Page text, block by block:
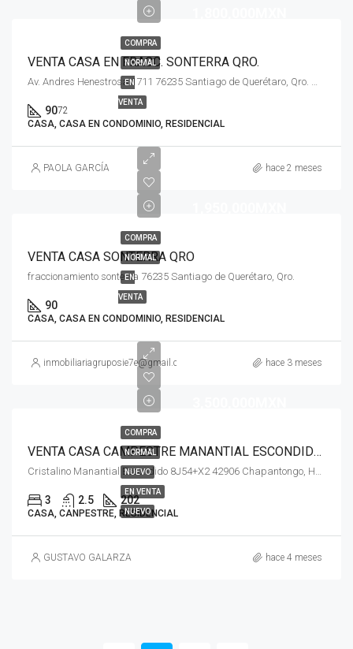
COMPRA
NORMAL
EN
VENTA
VENTA CASA EN FRACC. SONTERRA QRO.
9072
CASA, CASA EN CONDOMINIO, RESIDENCIAL
PAOLA GARCÍA hace 2 meses
COMPRA
NORMAL
EN
VENTA
VENTA CASA SONTERRA QRO
fraccionamiento sonterra 76235 Santiago de Querétaro, Qro.
90
CASA, CASA EN CONDOMINIO, RESIDENCIAL
inmobiliariagruposie7e@gmail.com hace 3 meses
COMPRA
NORMAL
NUEVO
EN VENTA
NUEVO
VENTA CASA CAMPESTRE MANANTIAL ESCONDIDO CHAPANTONGO HIDALGO
3 2.5 202
CASA, CANPESTRE, RESIDENCIAL
GUSTAVO GALARZA hace 4 meses